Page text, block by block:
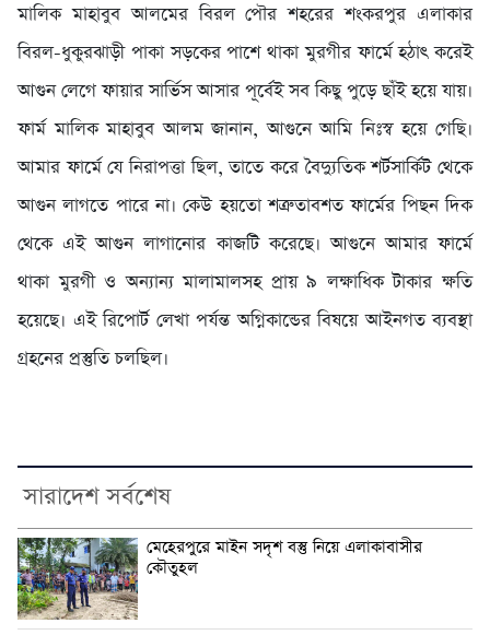
মালিক মাহাবুব আলমের বিরল পৌর শহরের শংকরপুর এলাকার
বিরল-ধুকুরঝাড়ী পাকা সড়কের পাশে থাকা মুরগীর ফার্মে হঠাৎ করেই
আগুন লেগে ফায়ার সার্ভিস আসার পূর্বেই সব কিছু পুড়ে ছাঁই হয়ে যায়।
ফার্ম মালিক মাহাবুব আলম জানান, আগুনে আমি নিঃস্ব হয়ে গেছি।
আমার ফার্মে যে নিরাপত্তা ছিল, তাতে করে বৈদ্যুতিক শর্টসার্কিট থেকে
আগুন লাগতে পারে না। কেউ হয়তো শত্রুতাবশত ফার্মের পিছন দিক
থেকে এই আগুন লাগানোর কাজটি করেছে। আগুনে আমার ফার্মে
থাকা মুরগী ও অন্যান্য মালামালসহ প্রায় ৯ লক্ষাধিক টাকার ক্ষতি
হয়েছে। এই রিপোর্ট লেখা পর্যন্ত অগ্নিকান্ডের বিষয়ে আইনগত ব্যবস্থা
গ্রহনের প্রস্তুতি চলছিল।
সারাদেশ সর্বশেষ
মেহেরপুরে মাইন সদৃশ বস্তু নিয়ে এলাকাবাসীর
কৌতুহল